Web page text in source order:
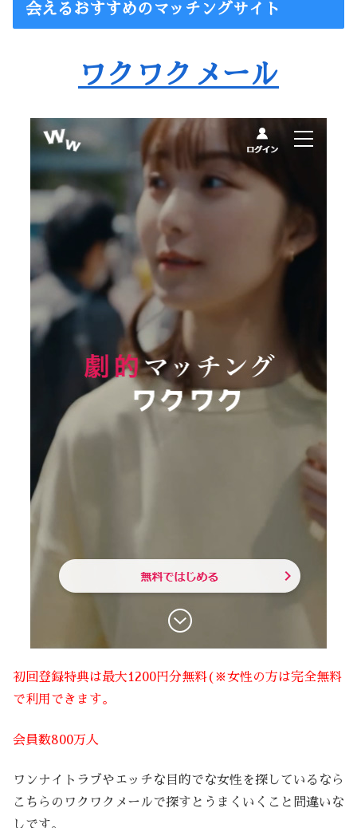
会えるおすすめのマッチングサイト
ワクワクメール
初回登録特典は最大1200円分無料(※女性の方は完全無料
で利用できます。
会員数800万人
ワンナイトラブやエッチな目的でな女性を探しているなら
こちらのワクワクメールで探すとうまくいくこと間違いな
しです。